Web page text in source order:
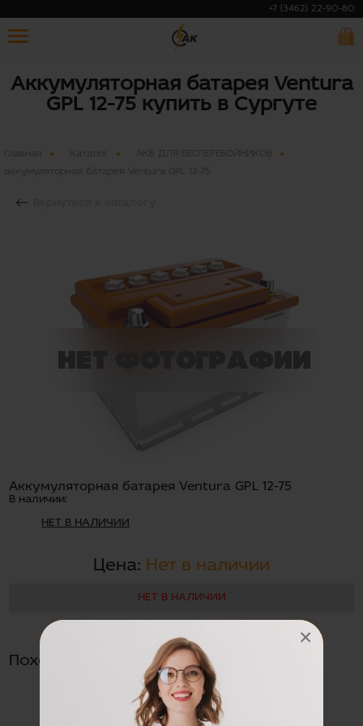
×
+7 (3462) 22-90-80
Аккумуляторная батарея Ventura
GPL 12-75 купить в Сургуте
Главная
АКБ ДЛЯ БЕСПЕРЕБОЙНИКОВ
аккумуляторная батарея Ventura GPL 12-75
Аккумуляторная батарея Ventura GPL 12-75
В наличии:
НЕТ В НАЛИЧИИ
Цена: Нет в наличии
НЕТ В НАЛИЧИИ
Похожие товары